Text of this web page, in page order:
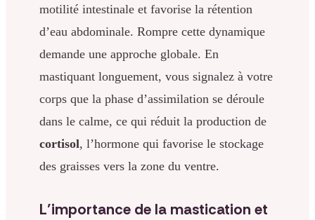
motilité intestinale et favorise la rétention
d’eau abdominale. Rompre cette dynamique
demande une approche globale. En
mastiquant longuement, vous signalez à votre
corps que la phase d’assimilation se déroule
dans le calme, ce qui réduit la production de
cortisol, l’hormone qui favorise le stockage
des graisses vers la zone du ventre.
L’importance de la mastication et